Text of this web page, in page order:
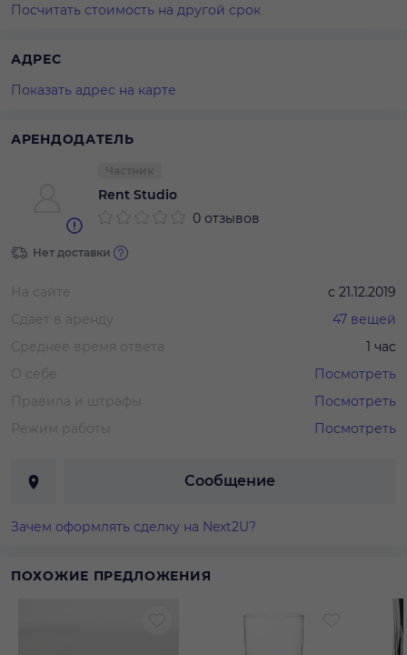
Посчитать стоимость на другой срок
АДРЕС
Показать адрес на карте
АРЕНДОДАТЕЛЬ
Rent Studio
0 отзывов
Нет доставки
На сайте с 21.12.2019
Сдает в аренду
47 вещей
Среднее время ответа
1 час
О себе
Посмотреть
Правила и штрафы
Посмотреть
Режим работы
Посмотреть
Сообщение
Зачем оформлять сделку на Next2U?
ПОХОЖИЕ ПРЕДЛОЖЕНИЯ